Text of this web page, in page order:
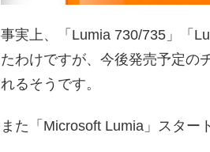
事実上、「Lumia 730/735」「
たわけですが、今後発売予定の
れるそうです。
また「Microsoft Lumia」スター